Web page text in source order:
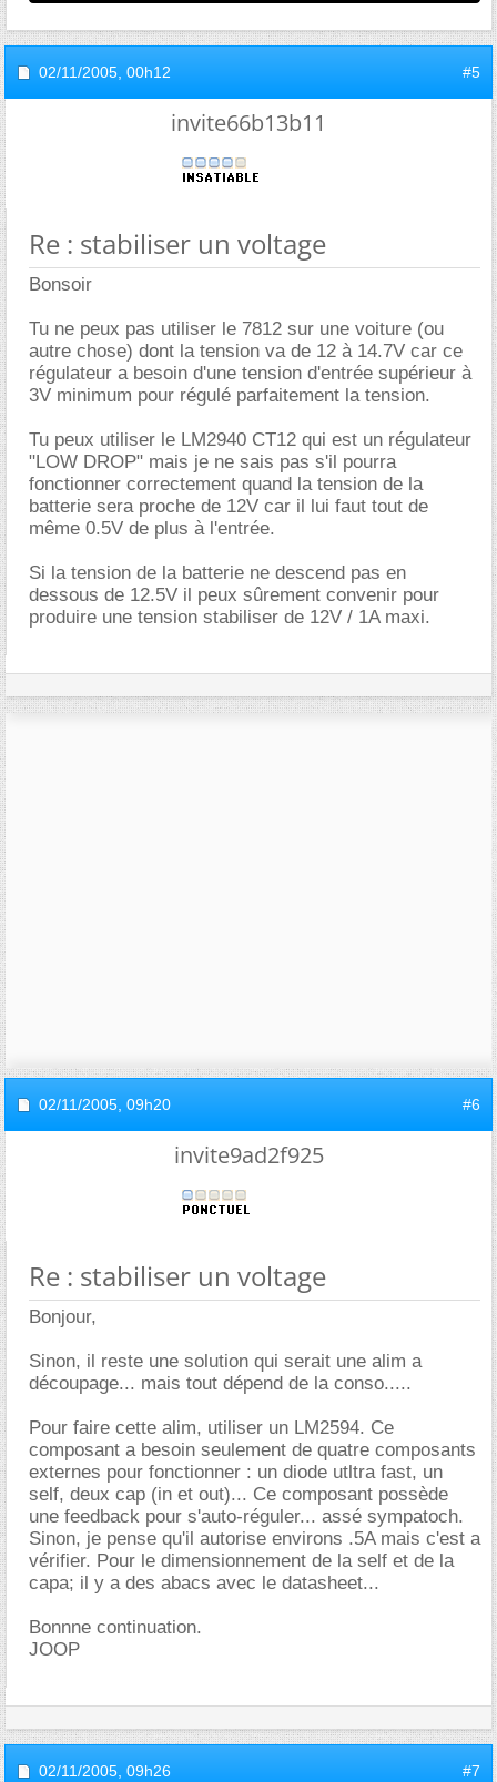
02/11/2005, 00h12 #5
invite66b13b11
Re : stabiliser un voltage
Bonsoir
Tu ne peux pas utiliser le 7812 sur une voiture (ou
autre chose) dont la tension va de 12 à 14.7V car ce
régulateur a besoin d'une tension d'entrée supérieur à
3V minimum pour régulé parfaitement la tension.
Tu peux utiliser le LM2940 CT12 qui est un régulateur
"LOW DROP" mais je ne sais pas s'il pourra
fonctionner correctement quand la tension de la
batterie sera proche de 12V car il lui faut tout de
même 0.5V de plus à l'entrée.
Si la tension de la batterie ne descend pas en
dessous de 12.5V il peux sûrement convenir pour
produire une tension stabiliser de 12V / 1A maxi.
02/11/2005, 09h20 #6
invite9ad2f925
Re : stabiliser un voltage
Bonjour,
Sinon, il reste une solution qui serait une alim a
découpage... mais tout dépend de la conso.....
Pour faire cette alim, utiliser un LM2594. Ce
composant a besoin seulement de quatre composants
externes pour fonctionner : un diode utltra fast, un
self, deux cap (in et out)... Ce composant possède
une feedback pour s'auto-réguler... assé sympatoch.
Sinon, je pense qu'il autorise environs .5A mais c'est a
vérifier. Pour le dimensionnement de la self et de la
capa; il y a des abacs avec le datasheet...
Bonnne continuation.
JOOP
02/11/2005, 09h26 #7